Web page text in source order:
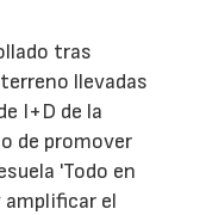
tras
llevadas
I+D de la
de promover
'Todo en
el